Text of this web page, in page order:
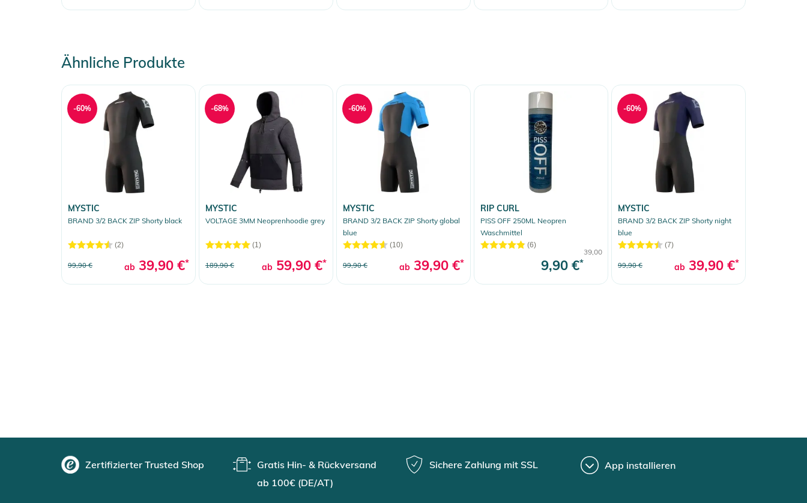
Ähnliche Produkte
MYSTIC
BRAND 3/2 BACK ZIP Shorty black
(2)
99,90 € ab 39,90 €*
-60%
MYSTIC
VOLTAGE 3MM Neoprenhoodie grey
(1)
189,90 € ab 59,90 €*
-68%
MYSTIC
BRAND 3/2 BACK ZIP Shorty global
blue
(10)
99,90 € ab 39,90 €*
-60%
RIP CURL
PISS OFF 250ML Neopren
Waschmittel
(6)
39,00
9,90 €*
MYSTIC
BRAND 3/2 BACK ZIP Shorty night
blue
(7)
99,90 € ab 39,90 €*
-60%
Zertifizierter Trusted Shop
Gratis Hin- & Rückversand
ab 100€ (DE/AT)
Sichere Zahlung mit SSL App installieren